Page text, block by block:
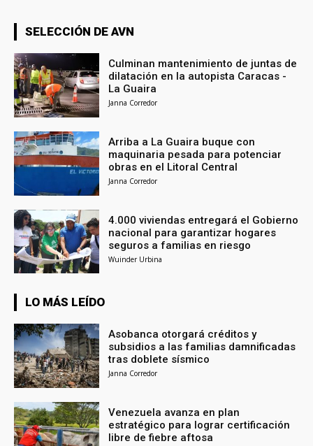
SELECCIÓN DE AVN
Culminan mantenimiento de juntas de
dilatación en la autopista Caracas -
La Guaira
Janna Corredor
Arriba a La Guaira buque con
maquinaria pesada para potenciar
obras en el Litoral Central
Janna Corredor
4.000 viviendas entregará el Gobierno
nacional para garantizar hogares
seguros a familias en riesgo
Wuinder Urbina
LO MÁS LEÍDO
Asobanca otorgará créditos y
subsidios a las familias damnificadas
tras doblete sísmico
Janna Corredor
Venezuela avanza en plan
estratégico para lograr certificación
libre de fiebre aftosa